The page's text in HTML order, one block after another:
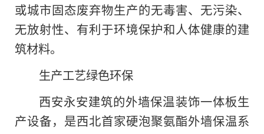
或城市固态废弃物生产的无毒害、无污染、
无放射性、有利于环境保护和人体健康的建
筑材料。
生产工艺绿色环保
西安永安建筑的外墙保温装饰一体板生
产设备，是西北首家硬泡聚氨酯外墙保温系